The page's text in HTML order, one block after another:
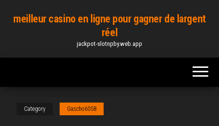
meilleur casino en ligne pour gagner de largent
réel
jackpot-slotnpby.web.app
Category Gascho6058